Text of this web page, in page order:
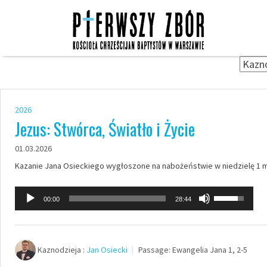
2026
Jezus: Stwórca, Światło i Życie
01.03.2026
Kazanie Jana Osieckiego wygłoszone na nabożeństwie w niedzielę 1
Odtwarzacz
plików
dźwiękowych
00:00 28:44
Używaj
strzałek
do
Kaznodzieja : Jan Osiecki Passage: Ewangelia Jana 1, 2-5